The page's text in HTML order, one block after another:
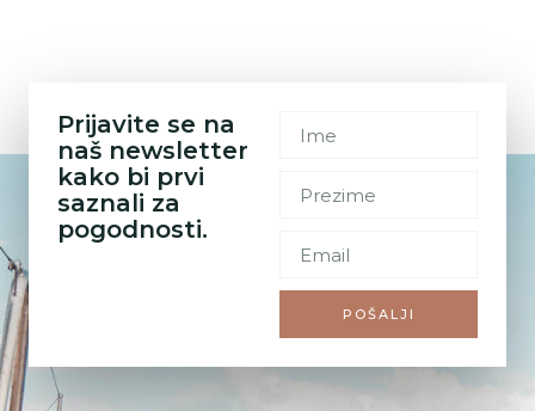
Prijavite se na
naš newsletter
kako bi prvi
saznali za
pogodnosti.
POŠALJI